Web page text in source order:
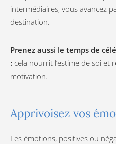
intermédiaires, vous avancez
destination.
Prenez aussi le temps de
: cela nourrit l’estime de soi et
motivation.
Apprivoisez vos
Les émotions, positives ou